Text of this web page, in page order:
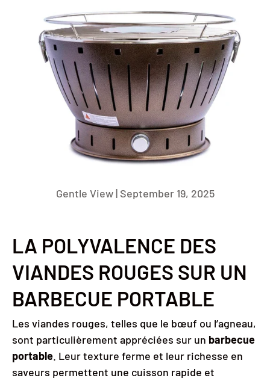
Gentle View | September 19, 2025
LA POLYVALENCE DES
VIANDES ROUGES SUR UN
BARBECUE PORTABLE
Les viandes rouges, telles que le bœuf ou l’agneau,
sont particulièrement appréciées sur un barbecue
portable. Leur texture ferme et leur richesse en
saveurs permettent une cuisson rapide et